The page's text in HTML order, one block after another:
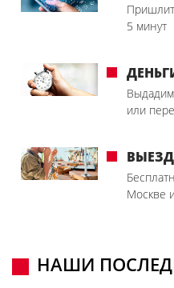
5 минут
или
Москве
НАШИ